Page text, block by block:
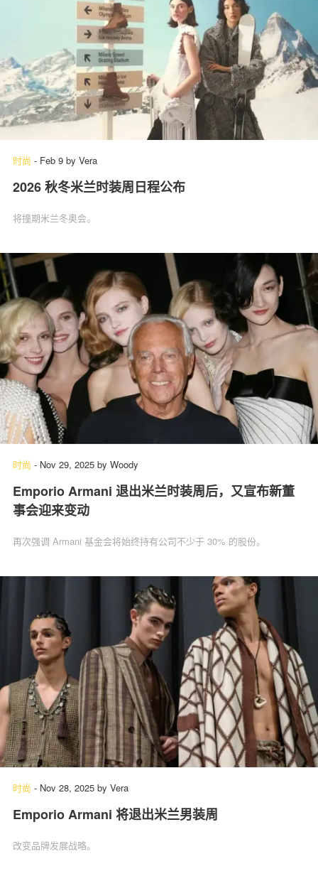
时尚 - Feb 9 by Vera
2026 秋冬米兰时装周日程公布
将撞期米兰冬奥会。
时尚 - Nov 29, 2025 by Woody
Emporio Armani 退出米兰时装周后，又宣布新董
事会迎来变动
再次强调 Armani 基金会将始终持有公司不少于 30% 的股份。
时尚 - Nov 28, 2025 by Vera
Emporio Armani 将退出米兰男装周
改变品牌发展战略。